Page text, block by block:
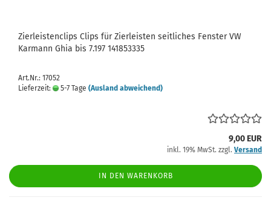
Zierleistenclips Clips für Zierleisten seitliches Fenster VW
Karmann Ghia bis 7.197 141853335
Art.Nr.: 17052
Lieferzeit:
5-7 Tage (Ausland abweichend)
9,00 EUR
inkl. 19% MwSt. zzgl. Versand
IN DEN WARENKORB